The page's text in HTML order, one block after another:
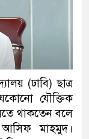
(ঢাবি) ছাত্র
যৌক্তিক
থাকতেন বলে
আসিফ মাহমুদ।